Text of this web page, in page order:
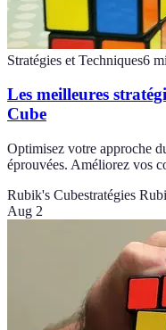
Stratégies et Techniques6
Les meilleures
Cube
Optimisez votre approche
éprouvées. Améliorez vos
Rubik's Cubestratégies
Aug 2